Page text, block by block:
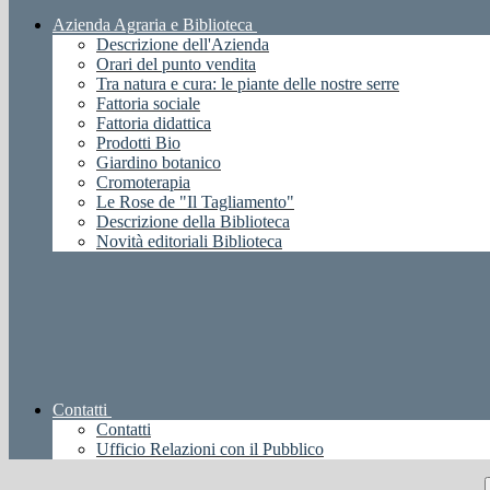
Azienda Agraria e Biblioteca
Descrizione dell'Azienda
Orari del punto vendita
Tra natura e cura: le piante delle nostre serre
Fattoria sociale
Fattoria didattica
Prodotti Bio
Giardino botanico
Cromoterapia
Le Rose de "Il Tagliamento"
Descrizione della Biblioteca
Novità editoriali Biblioteca
Contatti
Contatti
Ufficio Relazioni con il Pubblico